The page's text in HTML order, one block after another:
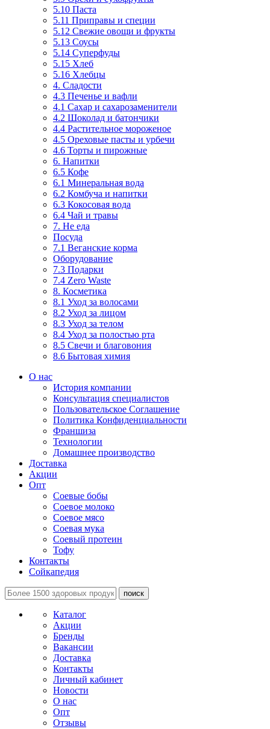
5.10 Паста
5.11 Приправы и специи
5.12 Свежие овощи и фрукты
5.13 Соусы
5.14 Суперфуды
5.15 Хлеб
5.16 Хлебцы
4. Сладости
4.3 Печенье и вафли
4.1 Сахар и сахарозаменители
4.2 Шоколад и батончики
4.4 Растительное мороженое
4.5 Ореховые пасты и урбечи
4.6 Торты и пирожные
6. Напитки
6.5 Кофе
6.1 Минеральная вода
6.2 Комбуча и напитки
6.3 Кокосовая вода
6.4 Чай и травы
7. Не еда
Посуда
7.1 Веганские корма
Оборудование
7.3 Подарки
7.4 Zero Waste
8. Косметика
8.1 Уход за волосами
8.2 Уход за лицом
8.3 Уход за телом
8.4 Уход за полостью рта
8.5 Свечи и благовония
8.6 Бытовая химия
О нас
История компании
Консультация специалистов
Пользовательское Соглашение
Политика Конфиденциальности
Франшиза
Технологии
Домашнее производство
Доставка
Акции
Опт
Соевые бобы
Соевое молоко
Соевое мясо
Соевая мука
Соевый протеин
Тофу
Контакты
Сойкапедия
поиск
Каталог
Акции
Бренды
Вакансии
Доставка
Контакты
Личный кабинет
Новости
О нас
Опт
Отзывы